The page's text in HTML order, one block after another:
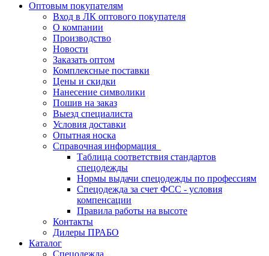
Оптовым покупателям
Вход в ЛК оптового покупателя
О компании
Производство
Новости
Заказать оптом
Комплексные поставки
Цены и скидки
Нанесение символики
Пошив на заказ
Выезд специалиста
Условия доставки
Опытная носка
Справочная информация
Таблица соответствия стандартов
спецодежды
Нормы выдачи спецодежды по профессиям
Спецодежда за счет ФСС - условия
компенсации
Правила работы на высоте
Контакты
Дилеры ПРАБО
Каталог
Спецодежда